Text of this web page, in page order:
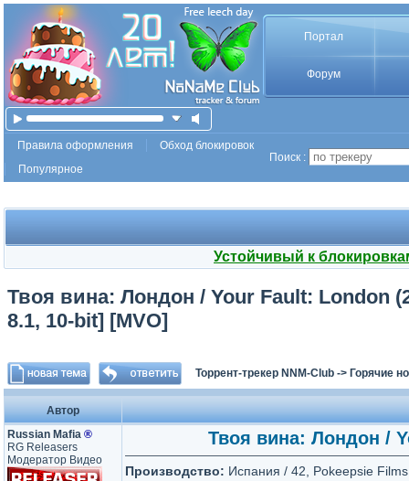
Портал
Форум
Правила оформления
Обход блокировок
Популярное
Поиск :
Устойчивый к
Твоя вина: Лондон / Your Fault: London
8.1, 10-bit] [MVO]
Торрент-трекер NNM-Club -> Горячие
Автор
Russian Mafia ®
RG Releasers
Модератор Видео
Твоя вина: Лондон /
Производство: Испания / 42, Pokeepsie Films